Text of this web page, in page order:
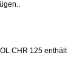
CHR 125 enthält